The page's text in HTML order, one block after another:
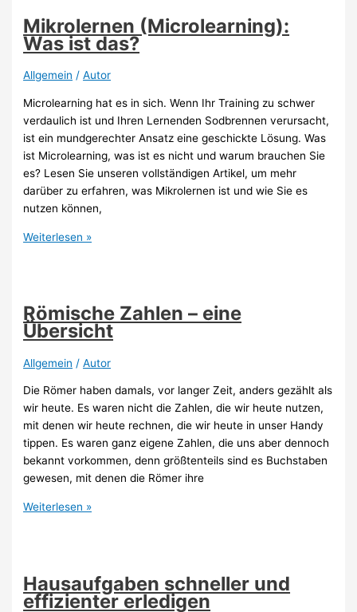
in
der
Schule:
Was
Mikrolernen (Microlearning):
Was ist das?
Allgemein /Autor
Microlearning hat es in sich. Wenn Ihr Training zu schwer
verdaulich ist und Ihren Lernenden Sodbrennen verursacht,
ist ein mundgerechter Ansatz eine geschickte Lösung. Was
ist Microlearning, was ist es nicht und warum brauchen Sie
es? Lesen Sie unseren vollständigen Artikel, um mehr
darüber zu erfahren, was Mikrolernen ist und wie Sie es
nutzen können,
Mikrolernen
das?
Weiterlesen »
Römische Zahlen – eine
Übersicht
Allgemein /Autor
Die Römer haben damals, vor langer Zeit, anders gezählt als
wir heute. Es waren nicht die Zahlen, die wir heute nutzen,
mit denen wir heute rechnen, die wir heute in unser Handy
tippen. Es waren ganz eigene Zahlen, die uns aber dennoch
bekannt vorkommen, denn größtenteils sind es Buchstaben
gewesen, mit denen die Römer ihre
Römische
Übersicht
Weiterlesen »
Hausaufgaben schneller und
effizienter erledigen